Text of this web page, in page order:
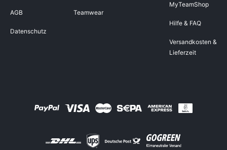
AGB
Datenschutz
Teamwear
MyTeamShop
Hilfe & FAQ
Versandkosten &
Lieferzeit